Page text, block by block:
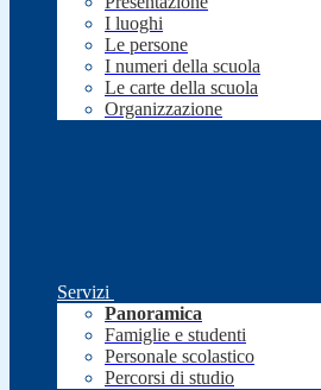
I luoghi
Le persone
I numeri della scuola
Le carte della scuola
Organizzazione
Servizi
Panoramica
Famiglie e studenti
Personale scolastico
Percorsi di studio